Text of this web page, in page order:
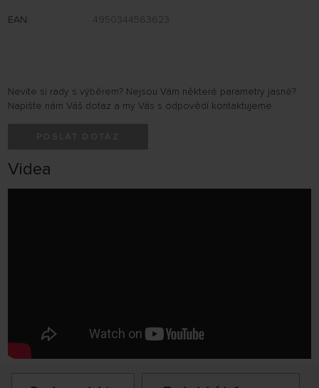
EAN: 4950344563623
Nevíte si rady s výběrem? Nejsou Vám některé parametry jasné?
Napište nám Váš dotaz a my Vás s odpovědí kontaktujeme.
Videa